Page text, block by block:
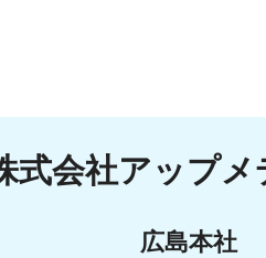
式会社アップ
広島本社